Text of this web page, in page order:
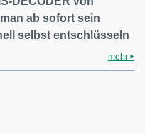
ab sofort sein
selbst entschlüsseln
mehr